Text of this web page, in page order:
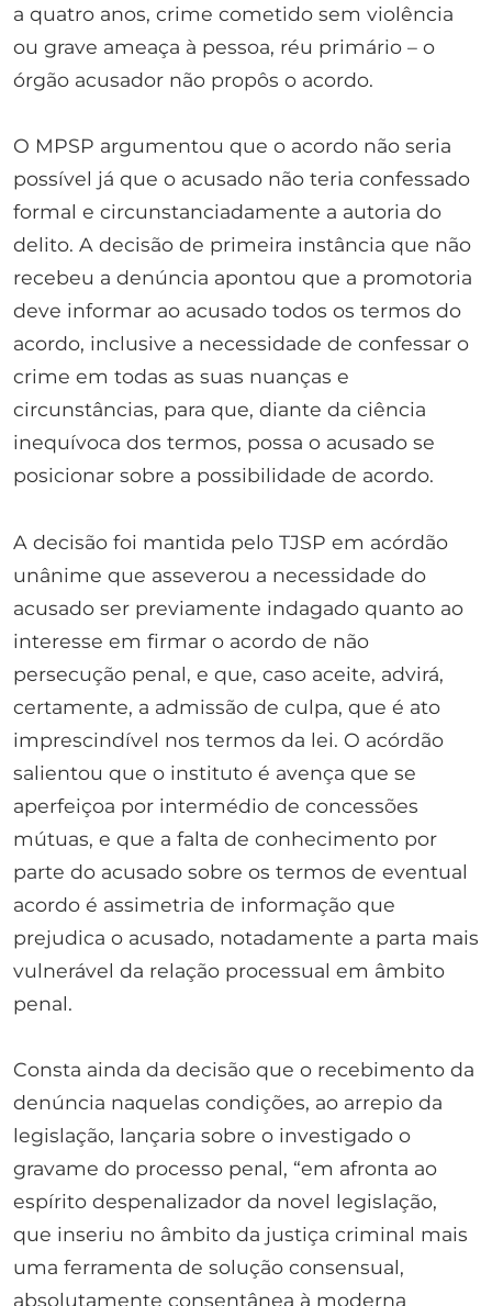
a quatro anos, crime cometido sem violência
ou grave ameaça à pessoa, réu primário – o
órgão acusador não propôs o acordo.
O MPSP argumentou que o acordo não seria
possível já que o acusado não teria confessado
formal e circunstanciadamente a autoria do
delito. A decisão de primeira instância que não
recebeu a denúncia apontou que a promotoria
deve informar ao acusado todos os termos do
acordo, inclusive a necessidade de confessar o
crime em todas as suas nuanças e
circunstâncias, para que, diante da ciência
inequívoca dos termos, possa o acusado se
posicionar sobre a possibilidade de acordo.
A decisão foi mantida pelo TJSP em acórdão
unânime que asseverou a necessidade do
acusado ser previamente indagado quanto ao
interesse em firmar o acordo de não
persecução penal, e que, caso aceite, advirá,
certamente, a admissão de culpa, que é ato
imprescindível nos termos da lei. O acórdão
salientou que o instituto é avença que se
aperfeiçoa por intermédio de concessões
mútuas, e que a falta de conhecimento por
parte do acusado sobre os termos de eventual
acordo é assimetria de informação que
prejudica o acusado, notadamente a parta mais
vulnerável da relação processual em âmbito
penal.
Consta ainda da decisão que o recebimento da
denúncia naquelas condições, ao arrepio da
legislação, lançaria sobre o investigado o
gravame do processo penal, “em afronta ao
espírito despenalizador da novel legislação,
que inseriu no âmbito da justiça criminal mais
uma ferramenta de solução consensual,
absolutamente consentânea à moderna